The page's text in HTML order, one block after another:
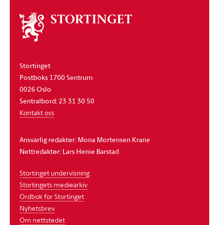
Om
stortinget
Stortinget
Postboks 1700 Sentrum
0026 Oslo
Sentralbord: 23 31 30 50
Kontakt oss
Ansvarlig redaktør: Mona Mortensen Krane
Nettredaktør: Lars Henie Barstad
Stortinget undervisning
Stortingets mediearkiv
Ordbok for Stortinget
Nyhetsbrev
Om nettstedet